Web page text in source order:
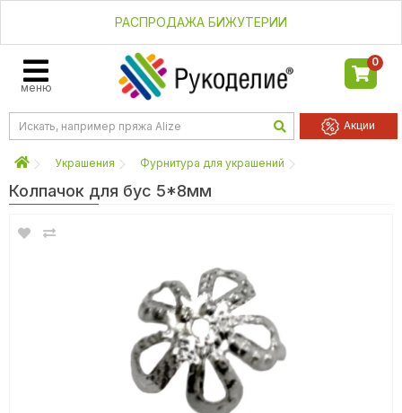
РАСПРОДАЖА БИЖУТЕРИИ
меню
0
Акции
Украшения Фурнитура для украшений
Колпачок для бус 5*8мм